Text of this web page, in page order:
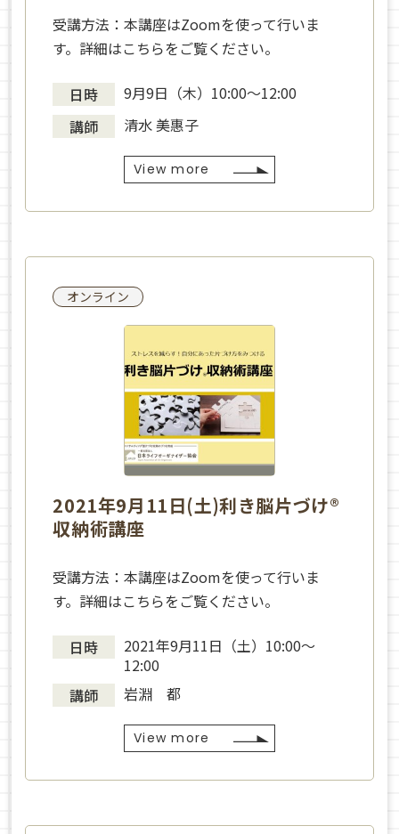
受講方法：本講座はZoomを使って行いま
す。詳細はこちらをご覧ください。
日時
9月9日（木）10:00〜12:00
講師
清水 美惠子
View more
オンライン
2021年9月11日(土)利き脳片づけ®
収納術講座
受講方法：本講座はZoomを使って行いま
す。詳細はこちらをご覧ください。
日時
2021年9月11日（土）10:00～
12:00
講師
岩淵 都
View more